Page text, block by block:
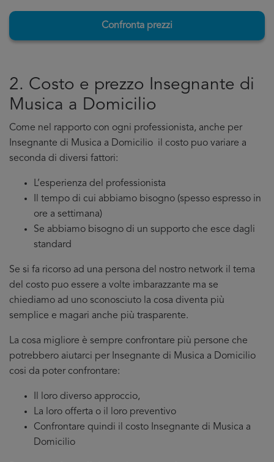
Confronta prezzi
2. Costo e prezzo Insegnante di
Musica a Domicilio
Come nel rapporto con ogni professionista, anche per
Insegnante di Musica a Domicilio il costo puo variare a
seconda di diversi fattori:
L’esperienza del professionista
Il tempo di cui abbiamo bisogno (spesso espresso in
ore a settimana)
Se abbiamo bisogno di un supporto che esce dagli
standard
Se si fa ricorso ad una persona del nostro network il tema
del costo puo essere a volte imbarazzante ma se
chiediamo ad uno sconosciuto la cosa diventa più
semplice e magari anche più trasparente.
La cosa migliore è sempre confrontare più persone che
potrebbero aiutarci per Insegnante di Musica a Domicilio
cosi da poter confrontare:
Il loro diverso approccio,
La loro offerta o il loro preventivo
Confrontare quindi il costo Insegnante di Musica a
Domicilio